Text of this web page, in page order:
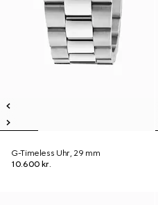
G-Timeless Uhr, 29 mm
10.600 kr.